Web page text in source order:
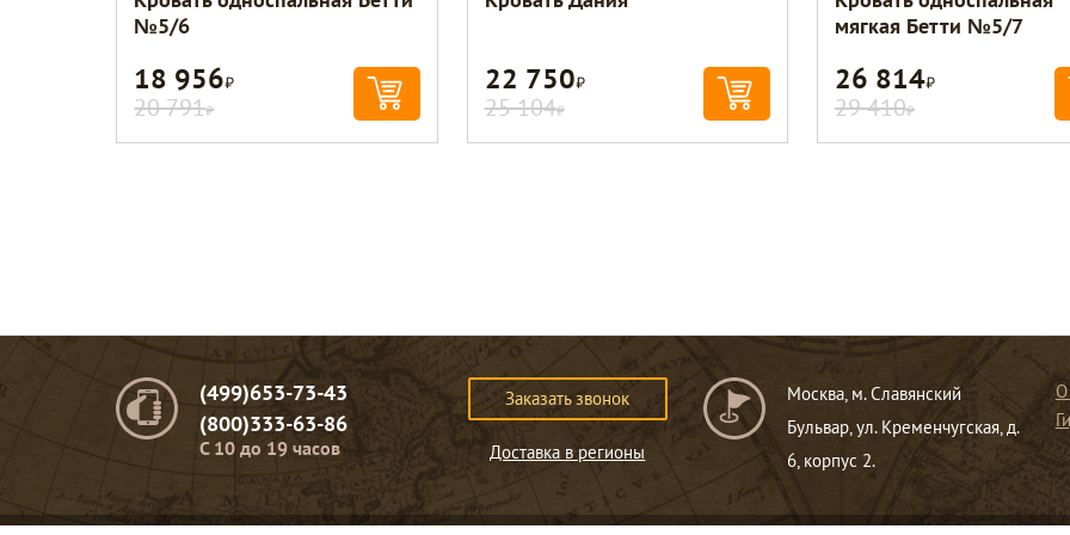
№5/6
18 956Р
20 791Р
22 750Р
25 104Р
мягкая Бетти №5/7
26 814Р
29 410Р
(499)653-73-43
(800)333-63-86
C 10 до 19 часов
Заказать звонок
Доставка в регионы
Москва, м. Славянский
Бульвар, ул. Кременчугская, д.
6, корпус 2.
О